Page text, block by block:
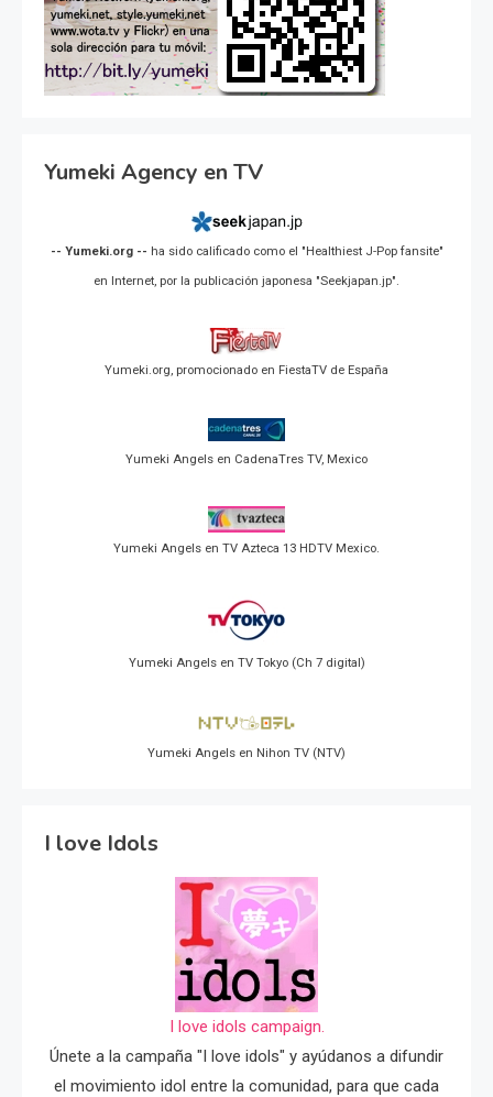
Yumeki Agency en TV
-- Yumeki.org -- ha sido calificado como el "Healthiest J-Pop fansite"
en Internet, por la publicación japonesa "Seekjapan.jp".
Yumeki.org, promocionado en FiestaTV de España
Yumeki Angels en CadenaTres TV, Mexico
Yumeki Angels en TV Azteca 13 HDTV Mexico.
Yumeki Angels en TV Tokyo (Ch 7 digital)
Yumeki Angels en Nihon TV (NTV)
I love Idols
I love idols campaign.
Únete a la campaña "I love idols" y ayúdanos a difundir
el movimiento idol entre la comunidad, para que cada